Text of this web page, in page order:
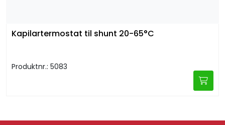
Kapilartermostat til shunt 20-65°C
Produktnr.: 5083